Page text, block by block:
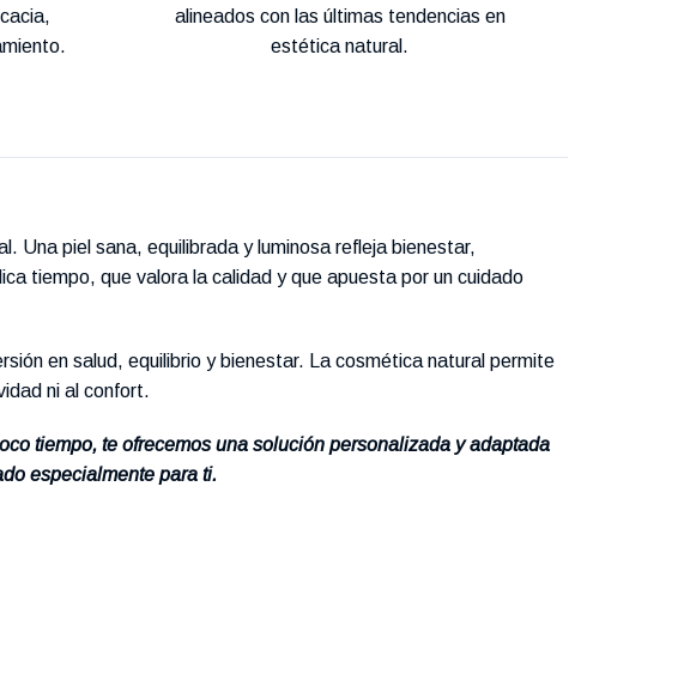
alineados con las últimas tendencias en
estética natural.
Una piel sana, equilibrada y luminosa refleja bienestar,
tiempo, que valora la calidad y que apuesta por un cuidado
en salud, equilibrio y bienestar. La cosmética natural permite
ni al confort.
tiempo, te ofrecemos una solución personalizada y adaptada
especialmente para ti.